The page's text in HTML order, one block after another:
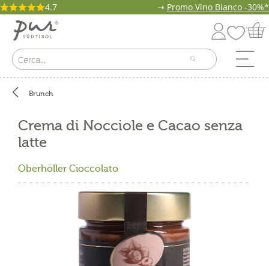
4.7 ➝ Promo Vino Bianco -30%*
Brunch
Crema di Nocciole e Cacao senza
latte
Oberhöller Cioccolato